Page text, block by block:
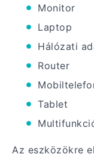
Monitor
Laptop
Hálózati
Router
Tablet
Az eszközökre